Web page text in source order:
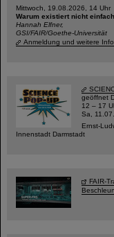
Mittwoch, 19.08.2026, 14 Uhr
Warum existiert nicht
Hannah Elfner,
GSI/FAIR/Goethe-Universität
Anmeldung und weitere
geöffnet
12 – 17
Sa,
Ernst-
Innenstadt Darmstadt
FAIR-